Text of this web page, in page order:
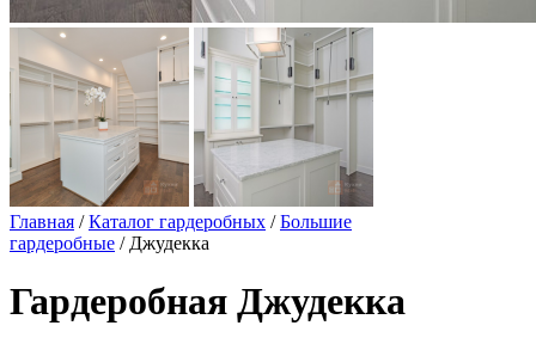
Главная /Каталог гардеробных /Большие
гардеробные / Джудекка
Гардеробная Джудекка